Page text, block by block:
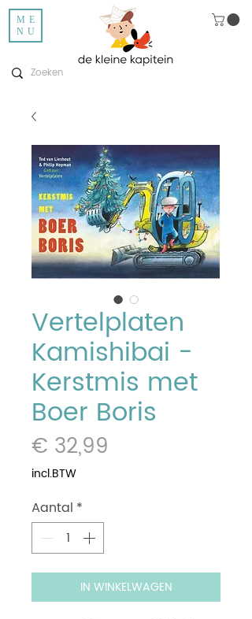
ME
NU
Vertelplaten
Kamishibai -
Kerstmis met
Boer Boris
€ 32,99
incl.BTW
Aantal *
IN WINKELWAGEN